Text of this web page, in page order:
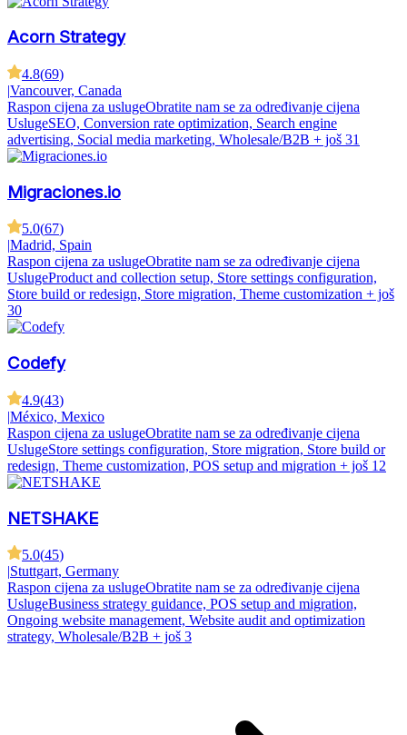
Acorn Strategy
4.8(69)
|Vancouver, Canada
Raspon cijena za uslugeObratite nam se za određivanje cijena
UslugeSEO, Conversion rate optimization, Search engine
advertising, Social media marketing, Wholesale/B2B + još 31
Migraciones.io
5.0(67)
|Madrid, Spain
Raspon cijena za uslugeObratite nam se za određivanje cijena
UslugeProduct and collection setup, Store settings configuration,
Store build or redesign, Store migration, Theme customization + još
30
Codefy
4.9(43)
|México, Mexico
Raspon cijena za uslugeObratite nam se za određivanje cijena
UslugeStore settings configuration, Store migration, Store build or
redesign, Theme customization, POS setup and migration + još 12
NETSHAKE
5.0(45)
|Stuttgart, Germany
Raspon cijena za uslugeObratite nam se za određivanje cijena
UslugeBusiness strategy guidance, POS setup and migration,
Ongoing website management, Website audit and optimization
strategy, Wholesale/B2B + još 3